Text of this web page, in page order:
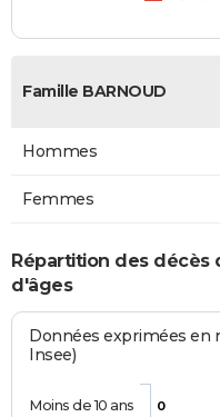
Famille BARNOUD
Hommes
Femmes
Répartition des décès
d'âges
Données exprimées en
Insee)
0
Moins de 10 ans